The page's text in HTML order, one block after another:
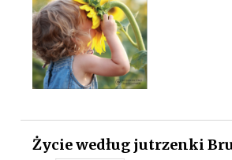
Życie według jutrzenki